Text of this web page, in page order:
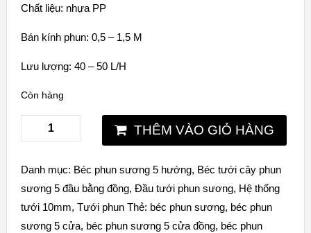
Chất liệu: nhựa PP
Bán kính phun: 0,5 – 1,5 M
Lưu lượng: 40 – 50 L/H
Còn hàng
THÊM VÀO GIỎ HÀNG
Danh mục: Béc phun sương 5 hướng, Béc tưới cây phun
sương 5 đầu bằng đồng, Đầu tưới phun sương, Hệ thống
tưới 10mm, Tưới phun Thẻ: béc phun sương, béc phun
sương 5 cửa, béc phun sương 5 cửa đồng, béc phun